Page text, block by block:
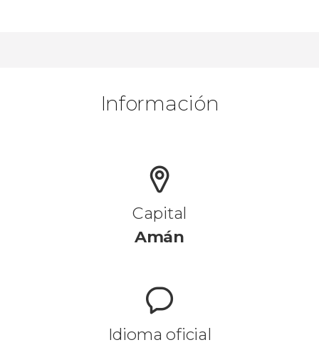
Información
Capital
Amán
Idioma oficial